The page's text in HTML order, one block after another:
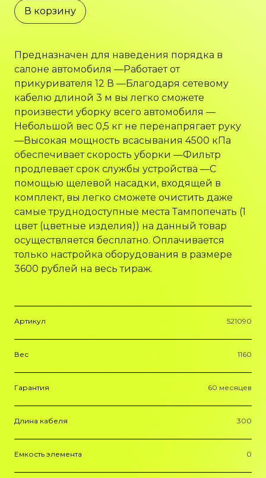
В корзину
Предназначен для наведения порядка в
салоне автомобиля —Работает от
прикуривателя 12 В —Благодаря сетевому
кабелю длиной 3 м вы легко сможете
произвести уборку всего автомобиля —
Небольшой вес 0,5 кг не перенапрягает руку
—Высокая мощность всасывания 4500 кПа
обеспечивает скорость уборки —Фильтр
продлевает срок службы устройства —С
помощью щелевой насадки, входящей в
комплект, вы легко сможете очистить даже
самые труднодоступные места Тампопечать (1
цвет (цветные изделия)) на данный товар
осуществляется бесплатно. Оплачивается
только настройка оборудования в размере
3600 рублей на весь тираж.
Артикул 521090
Вес 1160
Гарантия 60 месяцев
Длина кабеля 300
Емкость элемента 0